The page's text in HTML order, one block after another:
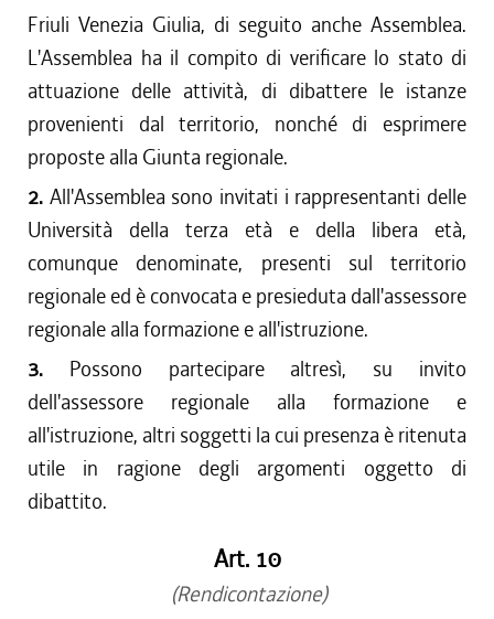
Friuli Venezia Giulia, di seguito anche Assemblea.
L'Assemblea ha il compito di verificare lo stato di
attuazione delle attività, di dibattere le istanze
provenienti dal territorio, nonché di esprimere
proposte alla Giunta regionale.
2. All'Assemblea sono invitati i rappresentanti delle
Università della terza età e della libera età,
comunque denominate, presenti sul territorio
regionale ed è convocata e presieduta dall'assessore
regionale alla formazione e all'istruzione.
3. Possono partecipare altresì, su invito
dell'assessore regionale alla formazione e
all'istruzione, altri soggetti la cui presenza è ritenuta
utile in ragione degli argomenti oggetto di
dibattito.
Art. 10
(Rendicontazione)